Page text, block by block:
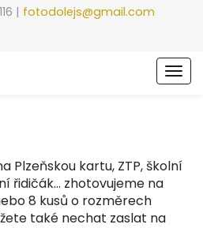
| fotodolejs@gmail.com
Plzeňskou kartu, ZTP, školní
řidičák... zhotovujeme na
8 kusů o rozměrech
také nechat zaslat na